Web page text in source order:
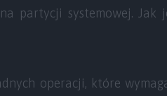
partycji systemowej. Jak
operacji, które